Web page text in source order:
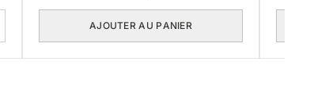
AJOUTER AU PANIER